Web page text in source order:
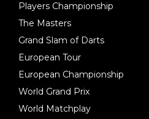
Players Championship
The Masters
Grand Slam of Darts
European Tour
European Championship
World Grand Prix
World Matchplay